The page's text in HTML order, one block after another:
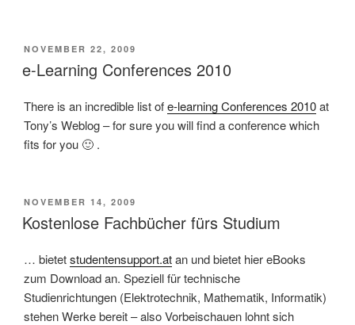
VERÖFFENTLICHT
AM
NOVEMBER 22, 2009
e-Learning Conferences 2010
There is an incredible list ofe-learning Conferences 2010at
Tony’s Weblog – for sure you will find a conference which
fits for you 🙂 .
VERÖFFENTLICHT
AM
NOVEMBER 14, 2009
Kostenlose Fachbücher fürs Studium
… bietetstudentensupport.atan und bietet hier eBooks
zum Download an. Speziell für technische
Studienrichtungen (Elektrotechnik, Mathematik, Informatik)
stehen Werke bereit – also Vorbeischauen lohnt sich